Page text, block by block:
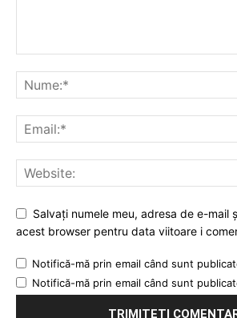
Salvați numele meu, adresa de e-mail
acest browser pentru data viitoare i
Notifică-mă prin email când sunt
Notifică-mă prin email când sunt